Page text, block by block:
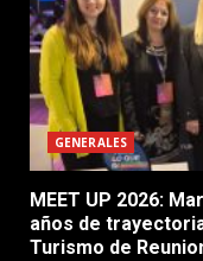
GENERALES
MEET UP 2026:
años de
Turismo de